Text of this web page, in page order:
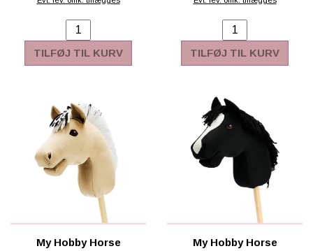
TILFØJ TIL KURV TILFØJ TIL KURV
My Hobby Horse
My Hobby Horse